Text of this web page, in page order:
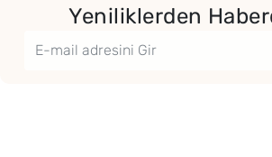
Yeniliklerden